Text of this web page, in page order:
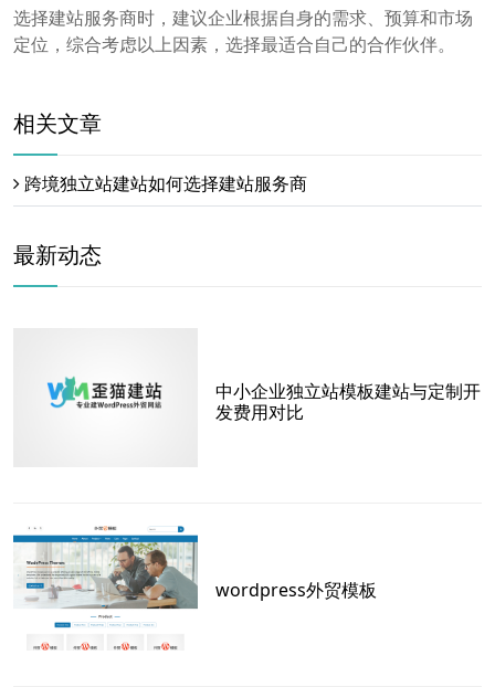
选择建站服务商时，建议企业根据自身的需求、预算和市场
定位，综合考虑以上因素，选择最适合自己的合作伙伴。
相关文章
跨境独立站建站如何选择建站服务商
最新动态
中小企业独立站模板建站与定制开
发费用对比
wordpress外贸模板